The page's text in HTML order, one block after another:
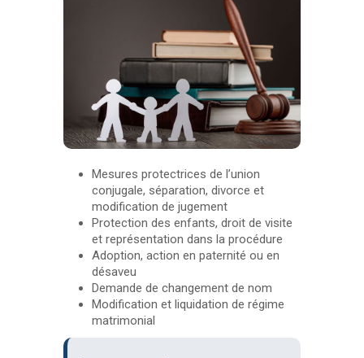
Mesures protectrices de l’union
conjugale, séparation, divorce et
modification de jugement
Protection des enfants, droit de visite
et représentation dans la procédure
Adoption, action en paternité ou en
désaveu
Demande de changement de nom
Modification et liquidation de régime
matrimonial